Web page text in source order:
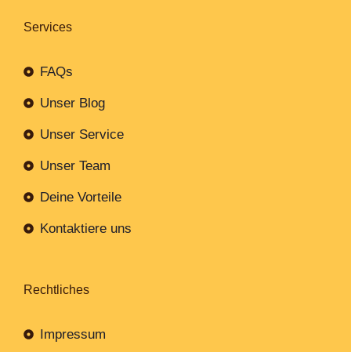
Services
FAQs
Unser Blog
Unser Service
Unser Team
Deine Vorteile
Kontaktiere uns
Rechtliches
Impressum